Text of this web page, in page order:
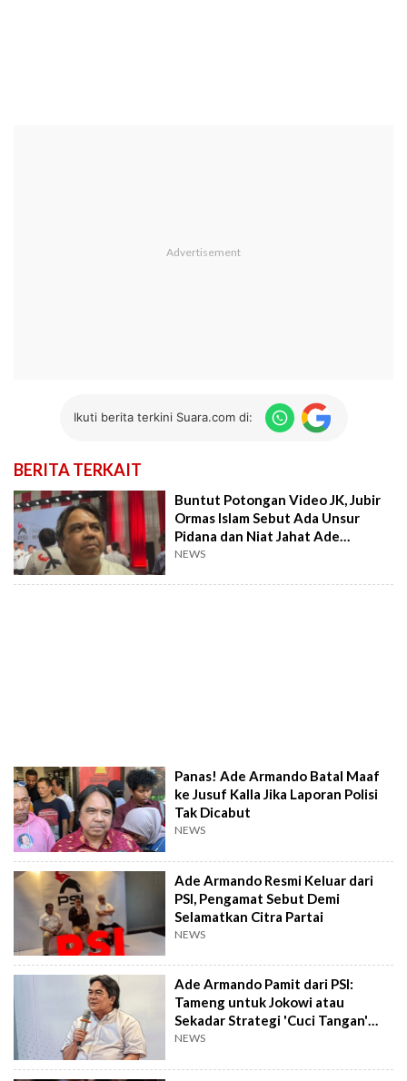
Ikuti berita terkini Suara.com di:
BERITA TERKAIT
Buntut Potongan Video JK, Jubir
Ormas Islam Sebut Ada Unsur
Pidana dan Niat Jahat Ade
Armando dkk
NEWS
Panas! Ade Armando Batal Maaf
ke Jusuf Kalla Jika Laporan Polisi
Tak Dicabut
NEWS
Ade Armando Resmi Keluar dari
PSI, Pengamat Sebut Demi
Selamatkan Citra Partai
NEWS
Ade Armando Pamit dari PSI:
Tameng untuk Jokowi atau
Sekadar Strategi 'Cuci Tangan'
Politik?
NEWS